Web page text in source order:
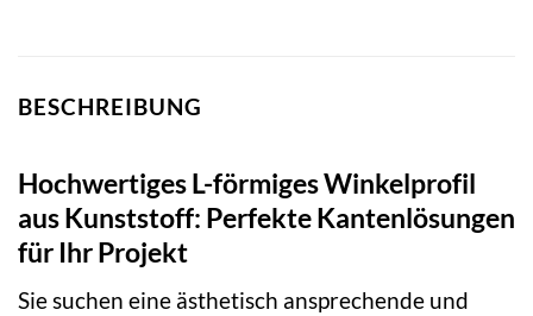
BESCHREIBUNG
Hochwertiges L-förmiges Winkelprofil
aus Kunststoff: Perfekte Kantenlösungen
für Ihr Projekt
Sie suchen eine ästhetisch ansprechende und